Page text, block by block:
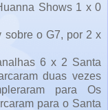
Shows 1 x 0
sobre o G7, por 2 x
6 x 2 Santa
duas vezes
para Os
para o Santa